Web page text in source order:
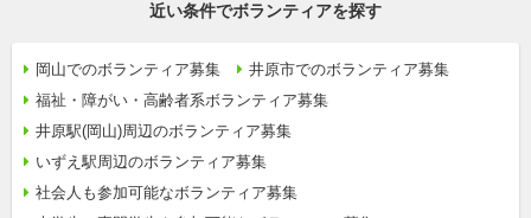
近い条件でボランティアを探す
岡山でのボランティア募集
井原市でのボランティア募集
福祉・障がい・高齢者系ボランティア募集
井原駅(岡山)周辺のボランティア募集
いずえ駅周辺のボランティア募集
社会人も参加可能なボランティア募集